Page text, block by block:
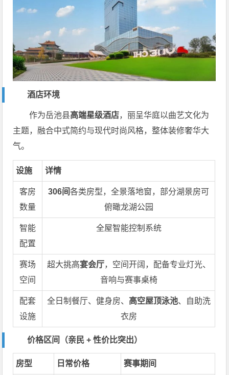
酒店环境
作为岳池县高端星级酒店，丽呈华庭以曲艺文化为
主题，融合中式简约与现代时尚风格，整体装修奢华大
气。
设施 详情
客房
数量
306间各类房型，全景落地窗，部分湖景房可
俯瞰龙湖公园
智能
配置
全屋智能控制系统
赛场
空间
超大挑高宴会厅，空间开阔，配备专业灯光、
音响与赛事桌椅
配套
设施
全日制餐厅、健身房、 高空屋顶泳池、自助洗
衣房
价格区间（亲民 + 性价比突出）
房型 日常价格 赛事期间